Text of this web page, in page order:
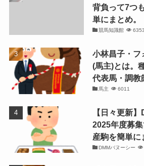
背負って7つ
単にまとめ。
競馬知識館 6353
小林昌子・フ
(馬主)とは。
代表馬・調教
馬主 6011
【日々更新】
2025年度募
産駒を簡単に
DMMバヌーシー